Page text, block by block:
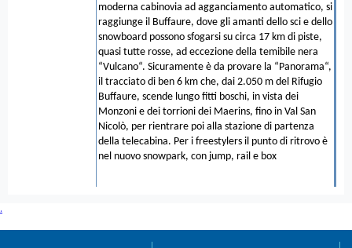
moderna cabinovia ad agganciamento automatico, si
raggiunge il Buffaure, dove gli amanti dello sci e dello
snowboard possono sfogarsi su circa 17 km di piste,
quasi tutte rosse, ad eccezione della temibile nera
“Vulcano“. Sicuramente è da provare la “Panorama“,
il tracciato di ben 6 km che, dai 2.050 m del Rifugio
Buffaure, scende lungo fitti boschi, in vista dei
Monzoni e dei torrioni dei Maerins, fino in Val San
Nicolò, per rientrare poi alla stazione di partenza
della telecabina. Per i freestylers il punto di ritrovo è
nel nuovo snowpark, con jump, rail e box
.